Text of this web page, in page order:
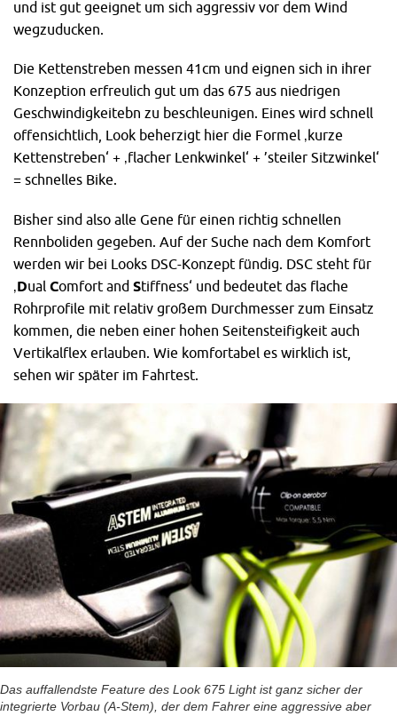
und ist gut geeignet um sich aggressiv vor dem Wind
wegzuducken.
Die Kettenstreben messen 41cm und eignen sich in ihrer
Konzeption erfreulich gut um das 675 aus niedrigen
Geschwindigkeitebn zu beschleunigen. Eines wird schnell
offensichtlich, Look beherzigt hier die Formel ‚kurze
Kettenstreben‘ + ‚flacher Lenkwinkel‘ + ’steiler Sitzwinkel‘
= schnelles Bike.
Bisher sind also alle Gene für einen richtig schnellen
Rennboliden gegeben. Auf der Suche nach dem Komfort
werden wir bei Looks DSC-Konzept fündig. DSC steht für
Dual Comfort and Stiffness‘ und bedeutet das flache
Rohrprofile mit relativ großem Durchmesser zum Einsatz
kommen, die neben einer hohen Seitensteifigkeit auch
Vertikalflex erlauben. Wie komfortabel es wirklich ist,
sehen wir später im Fahrtest.
Das auffallendste Feature des Look 675 Light ist ganz sicher der
integrierte Vorbau (A-Stem), der dem Fahrer eine aggressive aber